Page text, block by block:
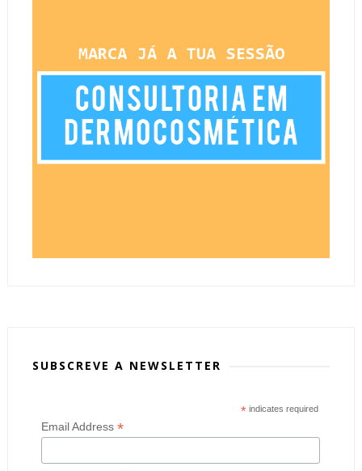
SUBSCREVE A NEWSLETTER
*indicates required
Email Address *